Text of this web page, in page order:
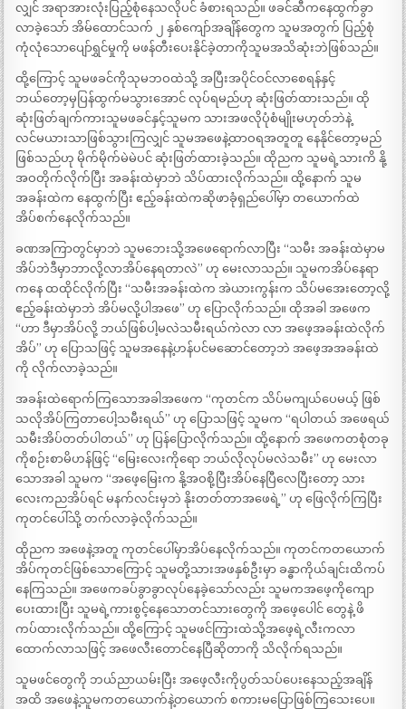
လျှင် အရာအားလုံးပြည့်စုံနေသလိုပင် ခံစားရသည်။ ဖခင်ဆီကနေထွက်ခွာ
လာခဲ့သော် အိမ်ထောင်သက် ၂ နှစ်ကျော်အချိန်တွေက သူမအတွက် ပြည့်စုံ
ကုံလုံသောပျော်ရွှင်မှုကို မဖန်တီးပေးနိုင်ခဲ့တာကိုသူမအသိဆုံးဘဲဖြစ်သည်။
ထို့ကြောင့် သူမဖခင်ကိုသုမဘဝထဲသို့ အပြီးအပိုင်ဝင်လာစေရန်နှင့်
ဘယ်တော့မှပြန်ထွက်မသွားအောင် လုပ်ရမည်ဟု ဆုံးဖြတ်ထားသည်။ ထို
ဆုံးဖြတ်ချက်ကားသူမဖခင်နှင့်သူမက သားအဖလိုပုံစံမျိုးမဟုတ်ဘဲနဲ့
လင်မယားသာဖြစ်သွားကြလျှင် သူမအဖေနဲ့ထာဝရအတူတူ နေနိုင်တော့မည်
ဖြစ်သည်ဟု မိုက်မိုက်မဲမဲပင် ဆုံးဖြတ်ထားခဲ့သည်။ ထိုညက သူမရဲ့သားကိ နို့
အဝတိုက်လိုက်ပြီး အခန်းထဲမှာဘဲ သိပ်ထားလိုက်သည်။ ထို့နောက် သူမ
အခန်းထဲက နေထွက်ပြီး ဧည့်ခန်းထဲကဆိုဖာခုံရှည်ပေါ်မှာ တယောက်ထဲ
အိပ်စက်နေလိုက်သည်။
ခဏအကြာတွင်မှာဘဲ သူမဘေးသို့အဖေရောက်လာပြီး “သမီး အခန်းထဲမှာမ
အိပ်ဘဲဒီမှာဘာလို့လာအိပ်နေရတာလဲ” ဟု မေးလာသည်။ သူမကအိပ်နေရာ
ကနေ ထထိုင်လိုက်ပြီး “သမီးအခန်းထဲက အဲယားကွန်းက သိပ်မအေးတော့လို့
ဧည့်ခန်းထဲမှာဘဲ အိပ်မလို့ပါအဖေ” ဟု ပြောလိုက်သည်။ ထိုအခါ အဖေက
“ဟာ ဒီမှာအိပ်လို့ ဘယ်ဖြစ်ပါ့မလဲသမီးရယ်ကဲလာ လာ အဖေ့အခန်းထဲလိုက်
အိပ်” ဟု ပြောသဖြင့် သူမအနေနဲ့ဟန်ပင်မဆောင်တော့ဘဲ အဖေ့အအခန်းထဲ
ကို လိုက်လာခဲ့သည်။
အခန်းထဲရောက်ကြသောအခါအဖေက “ကုတင်က သိပ်မကျယ်ပေမယ့် ဖြစ်
သလိုအိပ်ကြတာပေါ့သမီးရယ်” ဟု ပြောသဖြင့် သူမက “ရပါတယ် အဖေရယ်
သမီးအိပ်တတ်ပါတယ်” ဟု ပြန်ပြောလိုက်သည်။ ထို့နောက် အဖေကတစုံတခု
ကိုစဉ်းစာမိဟန်ဖြင့် “မြေးလေးကိုရော ဘယ်လိုလုပ်မလဲသမီး” ဟု မေးလာ
သောအခါ သူမက “အဖေ့မြေးက နို့အဝစို့ပြီးအိပ်နေပြီလေပြီးတော့ သား
လေးကညအိပ်ရင် မနက်လင်းမှဘဲ နိုးတတ်တာအဖေရဲ့” ဟု ဖြေလိုက်ကြပြီး
ကုတင်ပေါ်သို့ တက်လာခဲ့လိုက်သည်။
ထိုညက အဖေနဲ့အတူ ကုတင်ပေါ်မှာအိပ်နေလိုက်သည်။ ကုတင်ကတယောက်
အိပ်ကုတင်ဖြစ်သောကြောင့် သူမတို့သားအဖနှစ်ဦးမှာ ခန္ဓာကိုယ်ချင်းထိကပ်
နေကြသည်။ အဖေကခပ်ခွာခွာလုပ်နေခဲ့သော်လည်း သူမကအဖေ့ကိုကျော
ပေးထားပြီး သူမရဲ့ကားစွင့်နေသောတင်သားတွေကို အဖေ့ပေါင် တွေနဲ့ ဖိ
ကပ်ထားလိုက်သည်။ ထို့ကြောင့် သူမဖင်ကြားထဲသို့အဖေ့ရဲ့လီးကလာ
ထောက်လာသဖြင့် အဖေလီးတောင်နေပြီဆိုတာကို သိလိုက်ရသည်။
သူမဖင်တွေကို ဘယ်ညာယမ်းပြီး အဖေ့လီးကိုပွတ်သပ်ပေးနေသည့်အချိန်
အထိ အဖေနဲ့သူမကတယောက်နဲ့တယောက် စကားမပြောဖြစ်ကြသေးပေ။